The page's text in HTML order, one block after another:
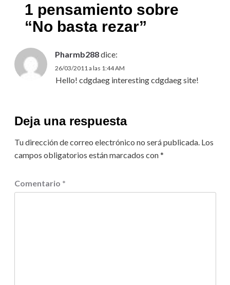
1 pensamiento sobre
“No basta rezar”
Pharmb288dice:
26/03/2011 a las 1:44 AM
Hello! cdgdaeg interesting cdgdaeg site!
Deja una respuesta
Tu dirección de correo electrónico no será publicada. Los
campos obligatorios están marcados con*
Comentario *